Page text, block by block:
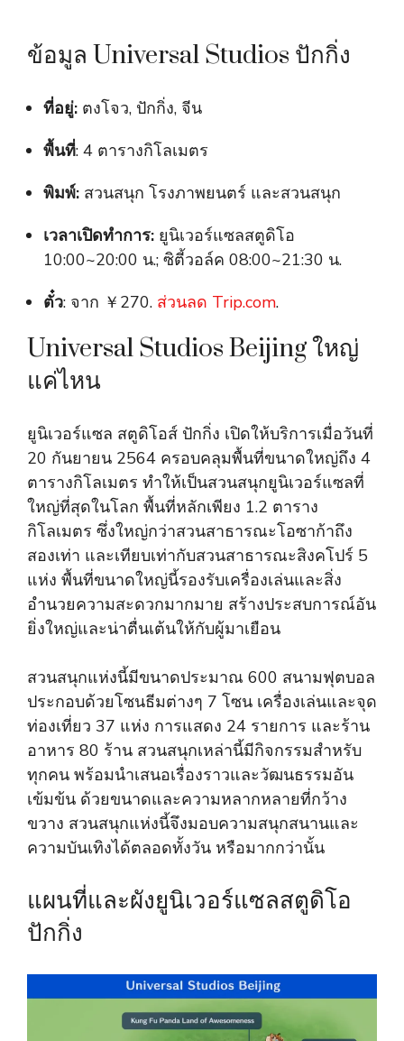
ข้อมูล Universal Studios ปักกิ่ง
ที่อยู่: ตงโจว, ปักกิ่ง, จีน
พื้นที่: 4 ตารางกิโลเมตร
พิมพ์: สวนสนุก โรงภาพยนตร์ และสวนสนุก
เวลาเปิดทำการ: ยูนิเวอร์แซลสตูดิโอ
10:00~20:00 น.; ซิตี้วอล์ค 08:00~21:30 น.
ตั๋ว: จาก ￥270. ส่วนลด Trip.com.
Universal Studios Beijing ใหญ่
แค่ไหน
ยูนิเวอร์แซล สตูดิโอส์ ปักกิ่ง เปิดให้บริการเมื่อวันที่
20 กันยายน 2564 ครอบคลุมพื้นที่ขนาดใหญ่ถึง 4
ตารางกิโลเมตร ทำให้เป็นสวนสนุกยูนิเวอร์แซลที่
ใหญ่ที่สุดในโลก พื้นที่หลักเพียง 1.2 ตาราง
กิโลเมตร ซึ่งใหญ่กว่าสวนสาธารณะโอซาก้าถึง
สองเท่า และเทียบเท่ากับสวนสาธารณะสิงคโปร์ 5
แห่ง พื้นที่ขนาดใหญ่นี้รองรับเครื่องเล่นและสิ่ง
อำนวยความสะดวกมากมาย สร้างประสบการณ์อัน
ยิ่งใหญ่และน่าตื่นเต้นให้กับผู้มาเยือน
สวนสนุกแห่งนี้มีขนาดประมาณ 600 สนามฟุตบอล
ประกอบด้วยโซนธีมต่างๆ 7 โซน เครื่องเล่นและจุด
ท่องเที่ยว 37 แห่ง การแสดง 24 รายการ และร้าน
อาหาร 80 ร้าน สวนสนุกเหล่านี้มีกิจกรรมสำหรับ
ทุกคน พร้อมนำเสนอเรื่องราวและวัฒนธรรมอัน
เข้มข้น ด้วยขนาดและความหลากหลายที่กว้าง
ขวาง สวนสนุกแห่งนี้จึงมอบความสนุกสนานและ
ความบันเทิงได้ตลอดทั้งวัน หรือมากกว่านั้น
แผนที่และผังยูนิเวอร์แซลสตูดิโอ
ปักกิ่ง